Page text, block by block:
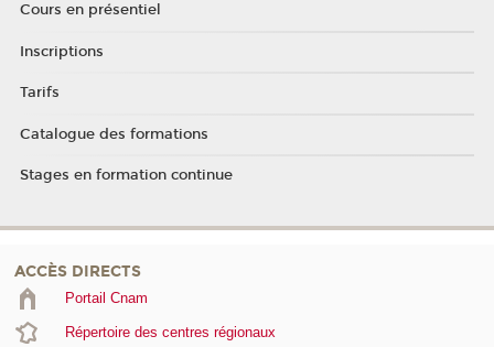
Cours en présentiel
Inscriptions
Tarifs
Catalogue des formations
Stages en formation continue
ACCÈS DIRECTS
Portail Cnam
Répertoire des centres régionaux